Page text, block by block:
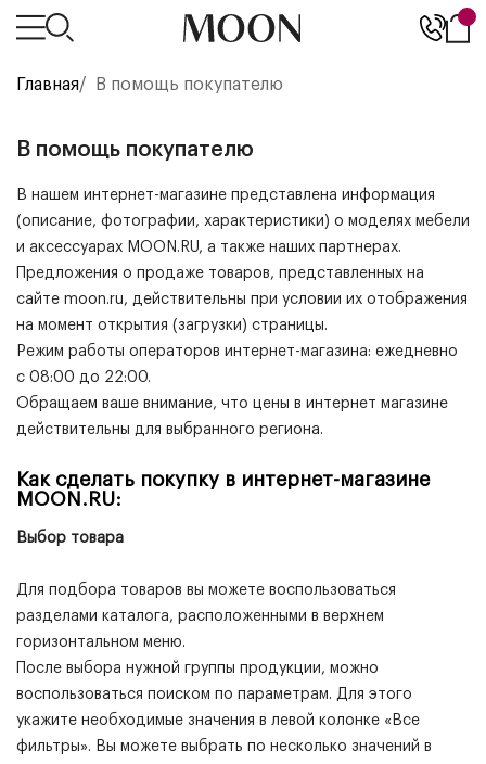
Главная/ В помощь покупателю
В помощь покупателю
В нашем интернет-магазине представлена информация
(описание, фотографии, характеристики) о моделях мебели
и аксессуарах MOON.RU, а также наших партнерах.
Предложения о продаже товаров, представленных на
сайте moon.ru, действительны при условии их отображения
на момент открытия (загрузки) страницы.
Режим работы операторов интернет-магазина: ежедневно
с 08:00 до 22:00.
Обращаем ваше внимание, что цены в интернет магазине
действительны для выбранного региона.
Как сделать покупку в интернет-магазине
MOON.RU:
Выбор товара
Для подбора товаров вы можете воспользоваться
разделами каталога, расположенными в верхнем
горизонтальном меню.
После выбора нужной группы продукции, можно
воспользоваться поиском по параметрам. Для этого
укажите необходимые значения в левой колонке «Все
фильтры». Вы можете выбрать по несколько значений в